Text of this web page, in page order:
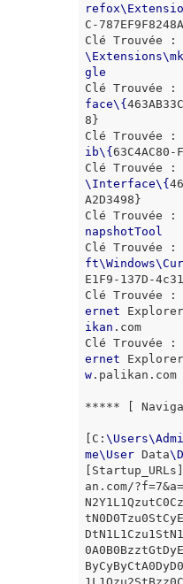
refox\
C-
Clé Trouvée :
\ Extensions\
gle
Clé Trouvée :
face\ {
8}
Clé Trouvée :
ib\ {63C4AC80-
Clé Trouvée :
\ Interface\ {
A2D3498}
Clé Trouvée :
napshotTool
Clé Trouvée :
ft\Windows\
E1F9-137D-
Clé Trouvée :
ernet Explorer
ikan .com
Clé Trouvée :
ernet Explorer
w.palikan.com
***** [
[C: \ Users\
me\ User Data\
an.com/